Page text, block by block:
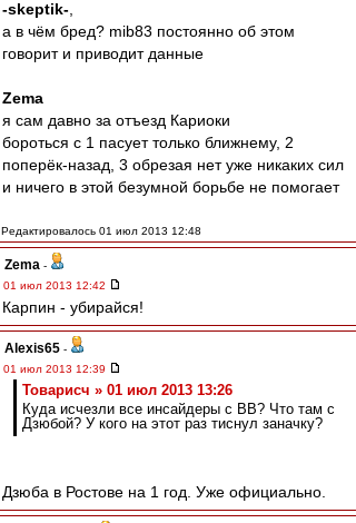
-skeptik-
а в чём бред? mib83 постоянно об этом
говорит и приводит данные
Zema
я сам давно за отъезд Кариоки
бороться с 1 пасует только ближнему, 2
поперёк-назад, 3 обрезая нет уже никаких сил
и ничего в этой безумной борьбе не помогает
Редактировалось 01 июл 2013 12:48
Zema -
01 июл 2013 12:42
Карпин - убирайся!
Alexis65 -
01 июл 2013 12:39
Товарисч » 01 июл 2013 13:26
Куда исчезли все инсайдеры с ВВ? Что там с
Дзюбой? У кого на этот раз тиснул заначку?
Дзюба в Ростове на 1 год. Уже официально.